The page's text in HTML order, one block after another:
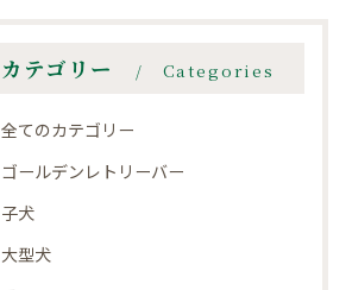
カテゴリー Categories
全てのカテゴリー
ゴールデンレトリーバー
子犬
大型犬